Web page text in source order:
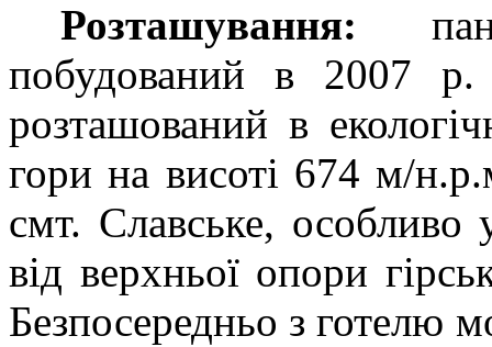
Розташування:
побудований в 2007 р.
розташований в
гори на висоті 674 м/
смт. Славське, особливо
від верхньої опори
Безпосередньо з готелю